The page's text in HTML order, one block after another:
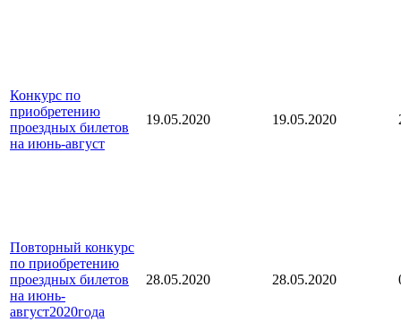
Конкурс по
приобретению
проездных билетов
на июнь-август
19.05.2020 19.05.2020
Повторный конкурс
по приобретению
проездных билетов
на июнь-
август2020года
28.05.2020 28.05.2020